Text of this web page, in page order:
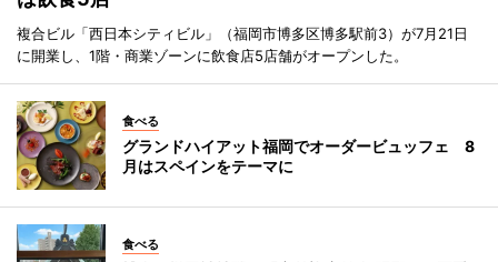
複合ビル「西日本シティビル」（福岡市博多区博多駅前3）が7月21日
に開業し、1階・商業ゾーンに飲食店5店舗がオープンした。
食べる
グランドハイアット福岡でオーダービュッフェ 8
月はスペインをテーマに
食べる